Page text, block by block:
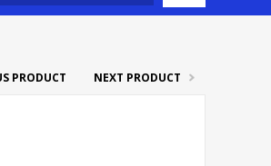
PRODUCT NEXT PRODUCT